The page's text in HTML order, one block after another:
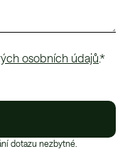
osobních údajů.*
dotazu nezbytné.